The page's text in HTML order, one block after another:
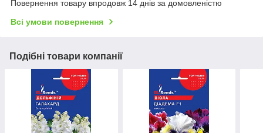
Повернення товару впродовж 14 днів за домовленістю
Всі умови повернення
Подібні товари компанії